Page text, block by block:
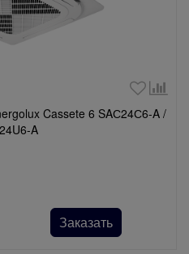
Cassete 6 SAС24С6-A /
A
Заказать